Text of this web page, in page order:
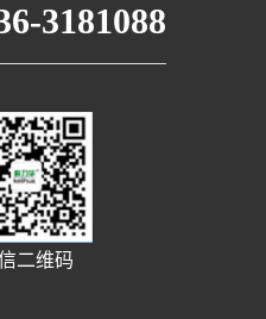
3181088
二维码